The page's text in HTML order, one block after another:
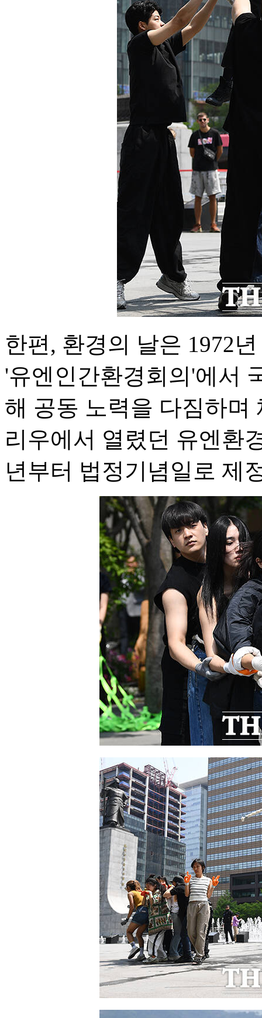
한편, 환경의 날은 1972
'유엔인간환경회의'에서
해 공동 노력을 다짐하며
리우에서 열렸던 유엔환
년부터 법정기념일로 제